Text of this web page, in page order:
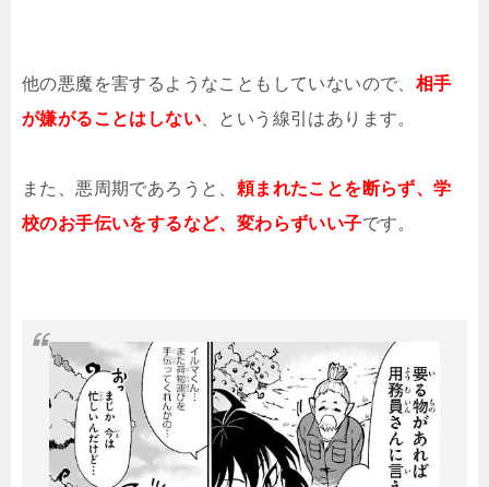
他の悪魔を害するようなこともしていないので、 相手
が嫌がることはしない 、という線引はあります。
また、悪周期であろうと、 頼まれたことを断らず、学
校のお手伝いをするなど、変わらずいい子です。